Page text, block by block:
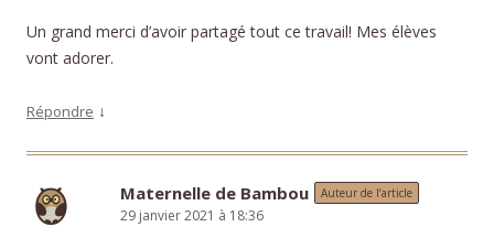
Un grand merci d’avoir partagé tout ce travail! Mes élèves
vont adorer.
Répondre ↓
Maternelle de Bambou Auteur de l’article
29 janvier 2021 à 18:36